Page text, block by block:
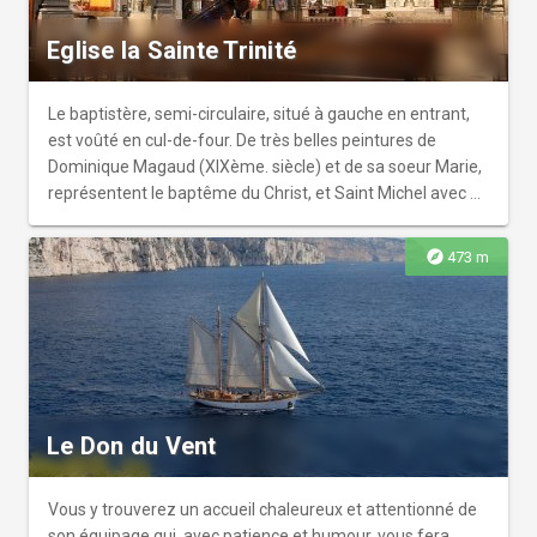
Eglise la Sainte Trinité
Le baptistère, semi-circulaire, situé à gauche en entrant,
est voûté en cul-de-four. De très belles peintures de
Dominique Magaud (XIXème. siècle) et de sa soeur Marie,
représentent le baptême du Christ, et Saint Michel avec un
explore 473 m
Le Don du Vent
Vous y trouverez un accueil chaleureux et attentionné de